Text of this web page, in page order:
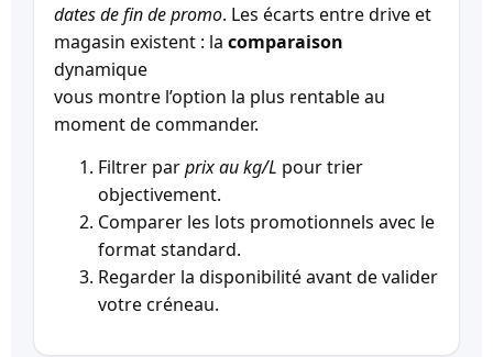
dates de fin de promo. Les écarts entre drive et
magasin existent : la comparaison
dynamique
vous montre l’option la plus rentable au
moment de commander.
Filtrer parprix au kg/L pour trier
objectivement.
Comparer les lots promotionnels avec le
format standard.
Regarder la disponibilité avant de valider
votre créneau.